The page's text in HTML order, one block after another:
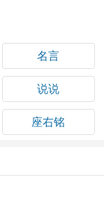
名言
说说
座右铭